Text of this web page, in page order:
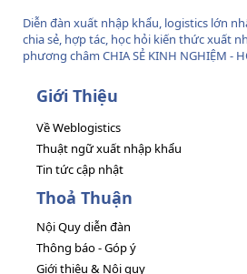
Diễn đàn xuất nhập khẩu, logistics lớn
chia sẻ, hợp tác, học hỏi kiến thức xuất
phương châm CHIA SẺ KINH NGHIỆM -
Giới Thiệu
Về Weblogistics
Thuật ngữ xuất nhập khẩu
Tin tức cập nhật
Thoả Thuận
Nội Quy diễn đàn
Thông báo - Góp ý
Giới thiệu & Nội quy